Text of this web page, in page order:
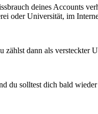
deines Accounts
oder Universität, im
dann als versteckter
du solltest dich bald